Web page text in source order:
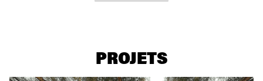
PROJETS